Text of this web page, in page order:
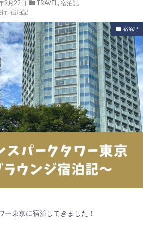
9月22日 TRAVEL , 宿泊記
行, 宿泊記
宿泊記
ー東京に宿泊してきました！